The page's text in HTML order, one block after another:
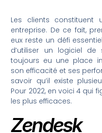
Les clients constituent
entreprise. De ce fait,
eux reste un défi
d’utiliser un logiciel
toujours eu une place
son efficacité et ses
savoir qu’il existe
Pour 2022, en voici 4 qui
les plus efficaces.
Zendesk